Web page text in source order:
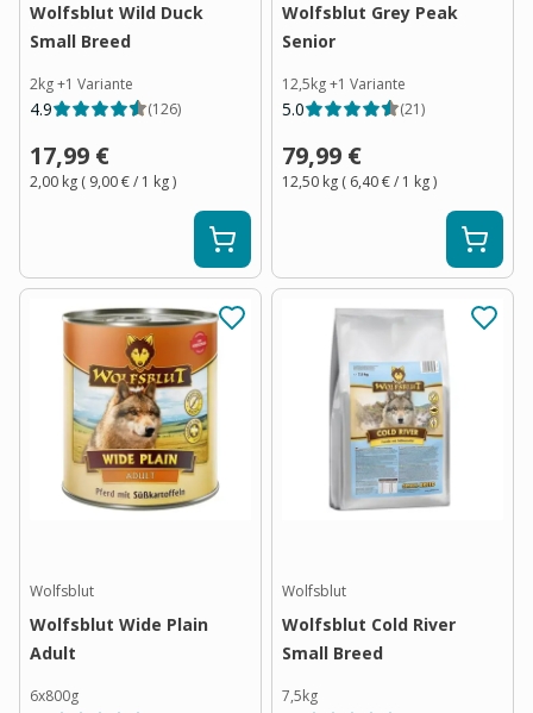
Wolfsblut Wild Duck
Small Breed
2kg+1 Variante
4.9 (126)
17,99 €
2,00 kg ( 9,00 €/ 1 kg)
Wolfsblut Grey Peak
Senior
12,5kg+1 Variante
5.0 (21)
79,99 €
12,50 kg ( 6,40 €/ 1 kg)
Wolfsblut
Wolfsblut Wide Plain
Adult
6x800g
Wolfsblut
Wolfsblut Cold River
Small Breed
7,5kg